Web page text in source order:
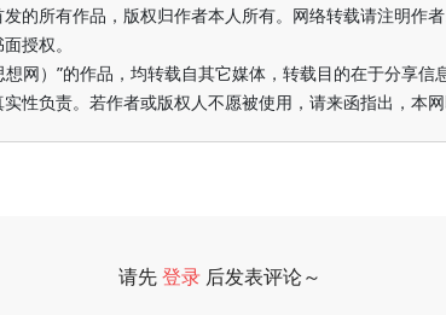
的所有作品，版权归作者本人所有。网络转载请注明作
授权。
想网）”的作品，均转载自其它媒体，转载目的在于分享信
性负责。若作者或版权人不愿被使用，请来函指出，本网
请先登录 后发表评论～